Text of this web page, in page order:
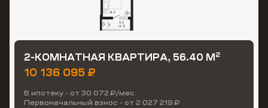
2-КОМНАТНАЯ КВАРТИРА, 56.40 М2
10 136 095 ₽
В ипотеку - от 30 072 ₽/мес.
Первоначальный взнос - от 2 027 219 ₽